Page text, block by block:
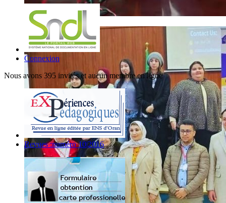
Connexion
Nous avons 395 invités et aucun membre en ligne
Revues :numéro 10|2016